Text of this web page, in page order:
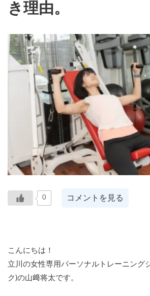
き理由。
0 コメントを見る
こんにちは！
立川の女性専用パーソナルトレーニング
ク)の山﨑将太です。